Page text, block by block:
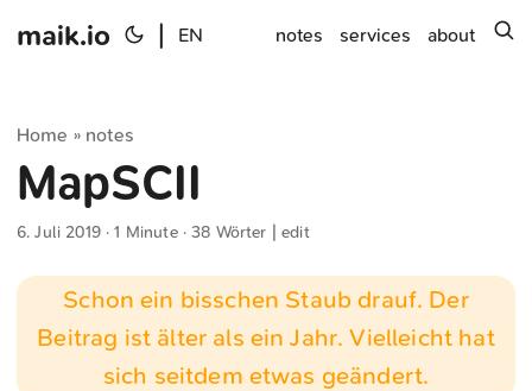
maik.io EN notes services about
Home » notes
MapSCII
6. Juli 2019· 1 Minute · 38 Wörter |edit
Schon ein bisschen Staub drauf. Der
Beitrag ist älter als ein Jahr. Vielleicht hat
sich seitdem etwas geändert.